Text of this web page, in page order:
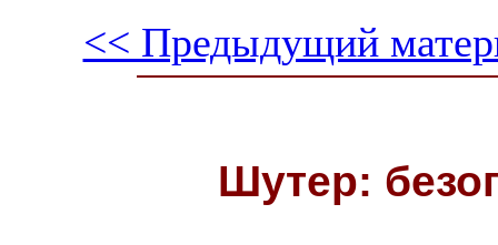
<< Предыдущий
Шутер: